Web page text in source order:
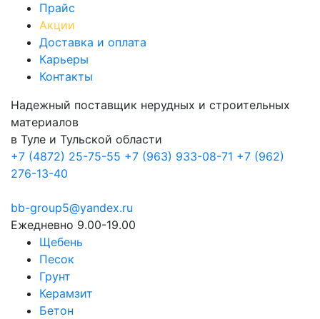
Прайс
Акции
Доставка и оплата
Карьеры
Контакты
Надежный поставщик нерудных и строительных
материалов
в Туле и Тульской области
+7 (4872) 25-75-55 +7 (963) 933-08-71 +7 (962)
276-13-40
bb-group5@yandex.ru
Ежедневно 9.00-19.00
Щебень
Песок
Грунт
Керамзит
Бетон